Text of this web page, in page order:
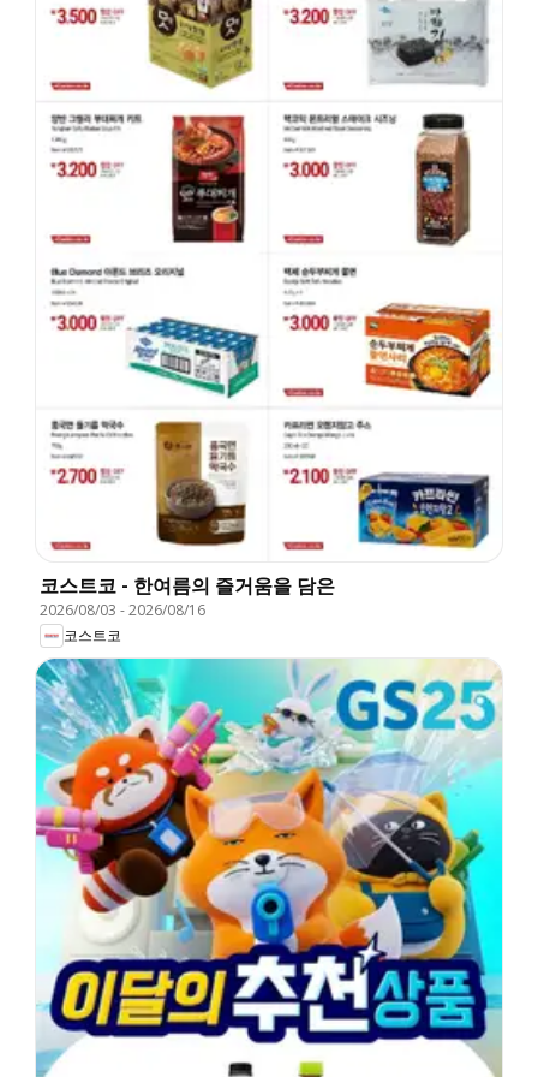
코스트코 - 한여름의 즐거움을 담은
2026/08/03 -2026/08/16
코스트코